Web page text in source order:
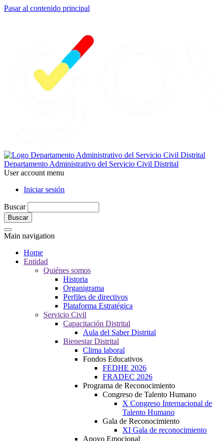
Pasar al contenido principal
Departamento Administrativo del Servicio Civil Distrital
User account menu
Iniciar sesión
Buscar
Main navigation
Home
Entidad
Quiénes somos
Historia
Organigrama
Perfiles de directivos
Plataforma Estratégica
Servicio Civil
Capacitación Distrital
Aula del Saber Distrital
Bienestar Distrital
Clima laboral
Fondos Educativos
FEDHE 2026
FRADEC 2026
Programa de Reconocimiento
Congreso de Talento Humano
X Congreso Internacional de
Talento Humano
Gala de Reconocimiento
XI Gala de reconocimiento
Apoyo Emocional